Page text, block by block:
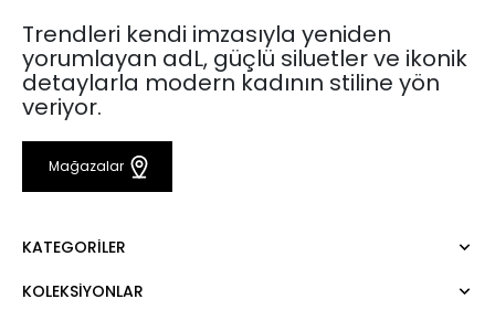
Trendleri kendi imzasıyla yeniden
yorumlayan adL, güçlü siluetler ve ikonik
detaylarla modern kadının stiline yön
veriyor.
Mağazalar
KATEGORILER
Elbise
KOLEKSIYONLAR